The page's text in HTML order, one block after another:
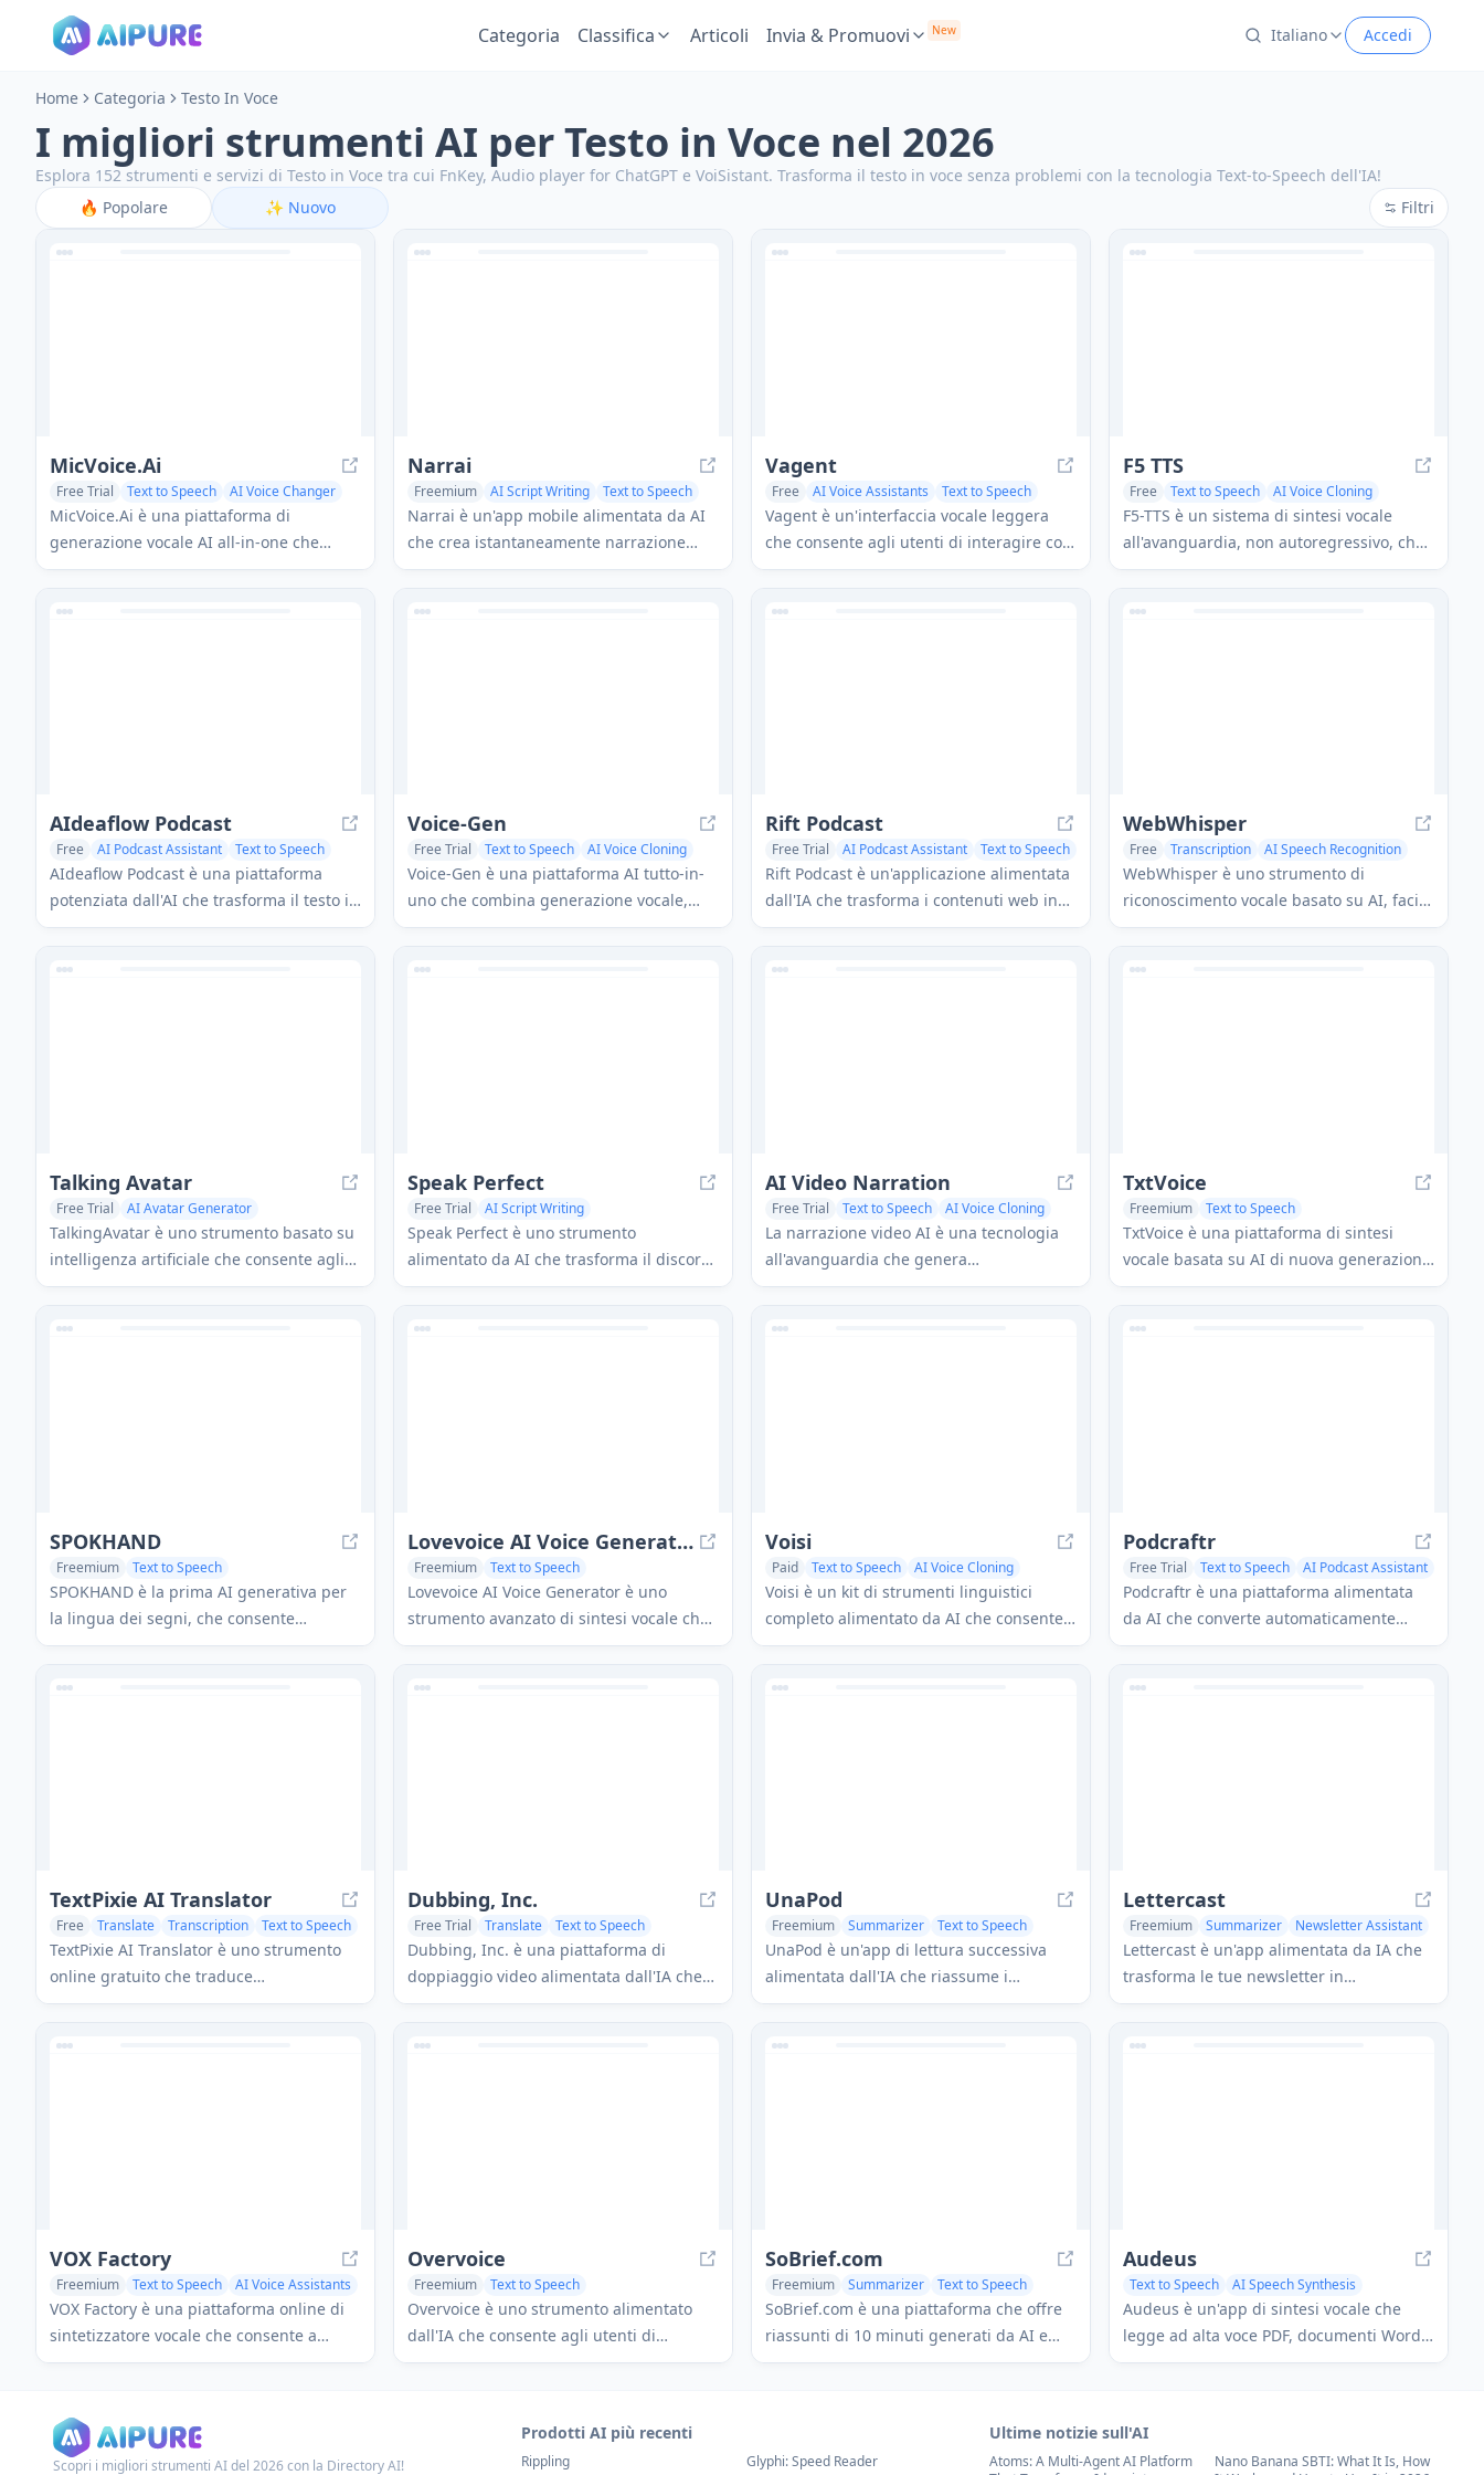
Categoria Classifica Articoli Invia & Promuovi New Italiano Accedi
Home Categoria Testo In Voce
I migliori strumenti AI per Testo in Voce nel 2026
Esplora 152 strumenti e servizi di Testo in Voce tra cui FnKey, Audio player for ChatGPT e VoiSistant. Trasforma il testo in voce senza problemi con la tecnologia Text-to-Speech dell'IA!
🔥 Popolare ✨ Nuovo Filtri
MicVoice.Ai
Free Trial Text to Speech AI Voice Changer
MicVoice.Ai è una piattaforma di
generazione vocale AI all-in-one che
trasforma il testo scritto in voce di alta
5000 voci AI realistiche che supportano
Narrai
Freemium AI Script Writing Text to Speech
Narrai è un'app mobile alimentata da AI
che crea istantaneamente narrazione
vocale e musica di sottofondo per video
copioni pertinenti e offrendo più
Vagent
Free AI Voice Assistants Text to Speech
Vagent è un'interfaccia vocale leggera
che consente agli utenti di interagire con
agenti AI personalizzati tramite comandi
intuitivo per controllare le automazioni
F5 TTS
Free Text to Speech
AI Voice Cloning
AI Speech Synthesis
F5-TTS è un sistema di sintesi vocale
all'avanguardia, non autoregressivo, che
utilizza tecniche di Flow Matching e
parlato altamente naturale ed espressivo
AIdeaflow Podcast
Free AI Podcast Assistant
Text to Speech
Voice & Audio Editing
AIdeaflow Podcast è una piattaforma
potenziata dall'AI che trasforma il testo in
contenuti podcast coinvolgenti con
Voice-Gen
Free Trial Text to Speech
AI Voice Cloning
AI Video Generator
Voice-Gen è una piattaforma AI tutto-in-
uno che combina generazione vocale,
creazione di immagini e capacità di
Rift Podcast
Free Trial AI Podcast Assistant
Text to Speech
Voice & Audio Editing
Rift Podcast è un'applicazione alimentata
dall'IA che trasforma i contenuti web in
podcast audio personalizzati, offrendo
WebWhisper
Free Transcription
AI Speech Recognition
Text to Speech
WebWhisper è uno strumento di
riconoscimento vocale basato su AI, facile
da usare e basato su browser, che offre
Talking Avatar
Free Trial
AI Avatar Generator
AI Lip Sync Generator
Text to Speech
TalkingAvatar è uno strumento basato su
intelligenza artificiale che consente agli
utenti di creare, personalizzare e
funzionalità come la clonazione della
Speak Perfect
Free Trial
AI Script Writing
Voice & Audio Editing
Text to Speech
Speak Perfect è uno strumento
alimentato da AI che trasforma il discorso
o l'audio grezzo in script e contenuti
AI Video Narration
Free Trial Text to Speech
AI Voice Cloning
AI Speech Synthesis
La narrazione video AI è una tecnologia
all'avanguardia che genera
automaticamente voiceover professionali
artificiale, offrendo una vasta gamma di
TxtVoice
Freemium
Text to Speech
AI Speech Synthesis
Voice & Audio Editing
TxtVoice è una piattaforma di sintesi
vocale basata su AI di nuova generazione
che offre supporto multilingue,
audio premium.
SPOKHAND
Freemium
Text to Speech
AI Speech Synthesis
AI Voice Assistants
SPOKHAND è la prima AI generativa per
la lingua dei segni, che consente
traduzione, apprendimento e
Lovevoice AI Voice Generator
Freemium
Text to Speech
AI Speech Synthesis
Voice & Audio Editing
Lovevoice AI Voice Generator è uno
strumento avanzato di sintesi vocale che
trasforma il testo in discorsi realistici
lingue.
Voisi
Paid Text to Speech
AI Voice Cloning
AI Music Generator
Voisi è un kit di strumenti linguistici
completo alimentato da AI che consente
agli utenti di creare conversazioni,
centinaia di voci in più lingue.
Podcraftr
Free Trial Text to Speech
AI Podcast Assistant
AI Voice Assistants
Podcraftr è una piattaforma alimentata
da AI che converte automaticamente
contenuti testuali in podcast di qualità da
distribuzione.
TextPixie AI Translator
Free Translate Transcription Text to Speech
TextPixie AI Translator è uno strumento
online gratuito che traduce
istantaneamente testo, immagini e audio
utilizzando algoritmi AI avanzati.
Dubbing, Inc.
Free Trial Translate
Text to Speech
AI Voice Cloning
Dubbing, Inc. è una piattaforma di
doppiaggio video alimentata dall'IA che
consente agli utenti di tradurre e
in modo rapido ed economico.
UnaPod
Freemium Summarizer
Text to Speech
Writing Assistants
UnaPod è un'app di lettura successiva
alimentata dall'IA che riassume i
contenuti salvati per la lettura e l'ascolto
Lettercast
Freemium Summarizer
Newsletter Assistant
Text to Speech
Lettercast è un'app alimentata da IA che
trasforma le tue newsletter in
coinvolgenti podcast audio e riassunti
informato mentre sei in movimento.
VOX Factory
Freemium Text to Speech
AI Voice Assistants
AI Voice Changer
VOX Factory è una piattaforma online di
sintetizzatore vocale che consente a
musicisti e creatori di produrre
alimentati da AI.
Overvoice
Freemium
Text to Speech
Voice & Audio Editing
AI Voice Cloning
Overvoice è uno strumento alimentato
dall'IA che consente agli utenti di
aggiungere voiceover di alta qualità ai
dimostrativi e promozionali coinvolgenti.
SoBrief.com
Freemium Summarizer
Text to Speech
Translate
SoBrief.com è una piattaforma che offre
riassunti di 10 minuti generati da AI e
versioni audio di oltre 73.000 libri di
Audeus
Text to Speech AI Speech Synthesis
Audeus è un'app di sintesi vocale che
legge ad alta voce PDF, documenti Word,
ebook e altri testi per aumentare la
Scopri i migliori strumenti AI del 2026 con la Directory AI!
Prodotti AI più recenti
Rippling Glyphi: Speed Reader
Ultime notizie sull'AI
Atoms: A Multi-Agent AI Platform
Nano Banana SBTI: What It Is, How